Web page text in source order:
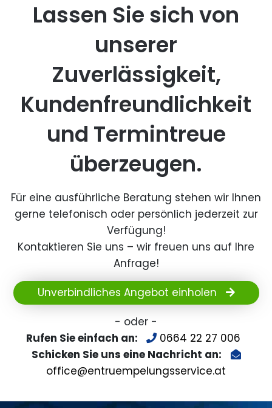
Lassen Sie sich von
unserer
Zuverlässigkeit,
Kundenfreundlichkeit
und Termintreue
überzeugen.
Für eine ausführliche Beratung stehen wir Ihnen
gerne telefonisch oder persönlich jederzeit zur
Verfügung!
Kontaktieren Sie uns – wir freuen uns auf Ihre
Anfrage!
Unverbindliches Angebot einholen
- oder -
Rufen Sie einfach an:
0664 22 27 006
Schicken Sie uns eine Nachricht an:
office@entruempelungsservice.at